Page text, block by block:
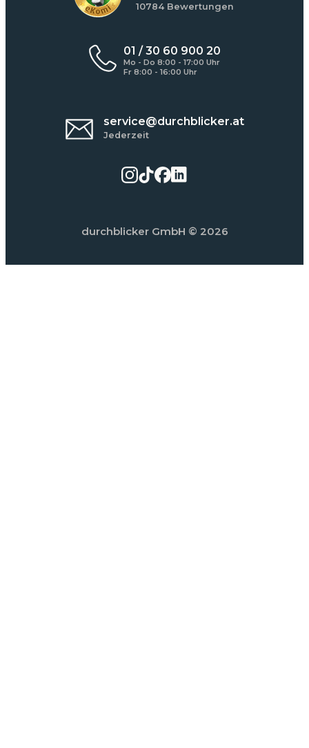
10784 Bewertungen
01 / 30 60 900 20
Mo - Do 8:00 - 17:00 Uhr
Fr 8:00 - 16:00 Uhr
service@durchblicker.at
Jederzeit
durchblicker GmbH © 2026